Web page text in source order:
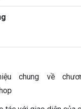
chung về